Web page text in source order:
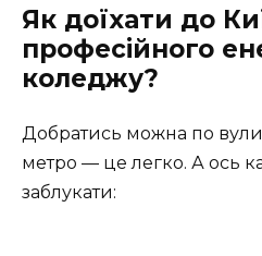
Як доїхати до
професійного
коледжу?
Добратись можна по
метро — це легко. А ось
заблукати: